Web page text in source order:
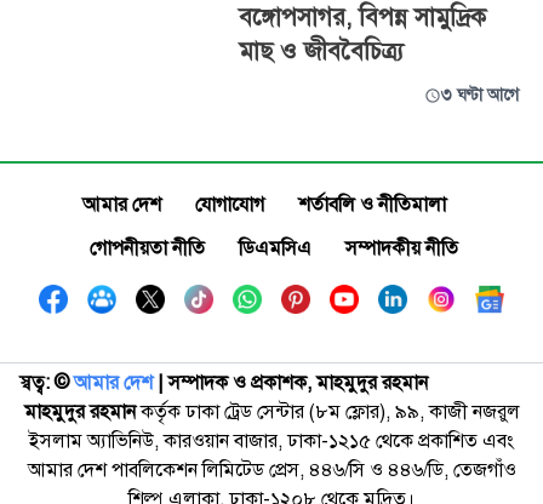
বঙ্গোপসাগর, বিপন্ন সামুদ্রিক
মাছ ও জীববৈচিত্র্য
৩ ঘণ্টা আগে
আমার দেশ যোগাযোগ
শর্তাবলি ও নীতিমালা
গোপনীয়তা নীতি
ডিএমসিএ সম্পাদকীয় নীতি
স্বত্ব: ©️আমার দেশ| সম্পাদক ও প্রকাশক, মাহমুদুর রহমান
মাহমুদুর রহমানকর্তৃক ঢাকা ট্রেড সেন্টার (৮ম ফ্লোর), ৯৯, কাজী নজরুল
ইসলাম অ্যাভিনিউ, কারওয়ান বাজার, ঢাকা-১২১৫ থেকে প্রকাশিত এবং
আমার দেশ পাবলিকেশন লিমিটেড প্রেস, ৪৪৬/সি ও ৪৪৬/ডি, তেজগাঁও
শিল্প এলাকা, ঢাকা-১২০৮ থেকে মুদ্রিত।